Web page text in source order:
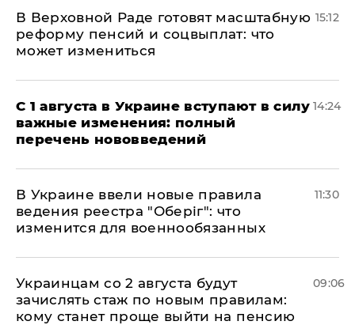
В Верховной Раде готовят масштабную
реформу пенсий и соцвыплат: что
может измениться
15:12
С 1 августа в Украине вступают в силу
важные изменения: полный
перечень нововведений
14:24
В Украине ввели новые правила
ведения реестра "Оберіг": что
изменится для военнообязанных
11:30
Украинцам со 2 августа будут
зачислять стаж по новым правилам:
кому станет проще выйти на пенсию
09:06